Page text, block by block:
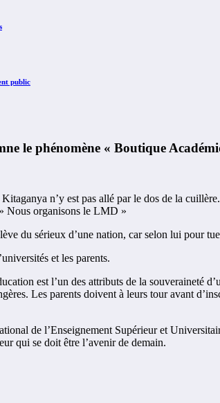
public
le phénomène « Boutique
n’y est pas allé par le dos de la
Nous organisons le LMD »
du sérieux d’une nation, car selon lui pour
et les parents.
est l’un des attributs de la souveraineté
Les parents doivent à leurs tour avant
de l’Enseignement Supérieur et
qui se doit être l’avenir de demain.